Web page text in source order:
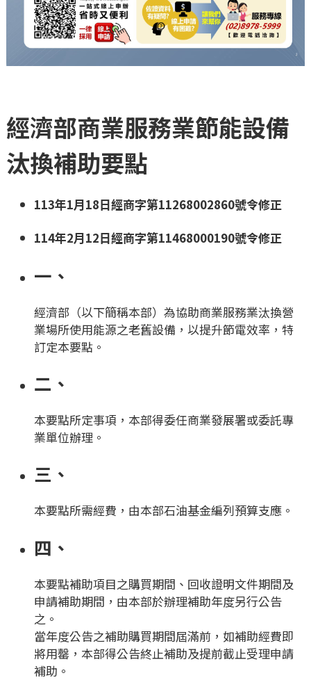
經濟部商業服務業節能設備
汰換補助要點
113年1月18日經商字第11268002860號令修正
114年2月12日經商字第11468000190號令修正
一、
經濟部（以下簡稱本部）為協助商業服務業汰換營
業場所使用能源之老舊設備，以提升節電效率，特
訂定本要點。
二、
本要點所定事項，本部得委任商業發展署或委託專
業單位辦理。
三、
本要點所需經費，由本部石油基金編列預算支應。
四、
本要點補助項目之購買期間、回收證明文件期間及
申請補助期間，由本部於辦理補助年度另行公告
之。
當年度公告之補助購買期間屆滿前，如補助經費即
將用罄，本部得公告終止補助及提前截止受理申請
補助。